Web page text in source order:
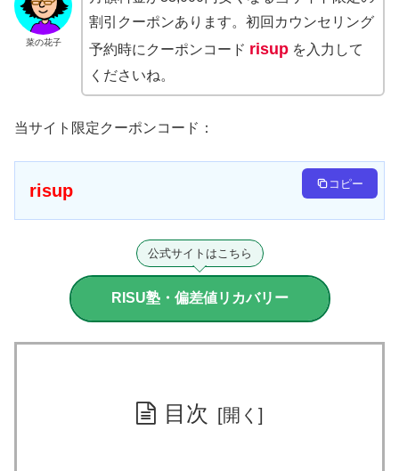
菜の花子
割引クーポンあります。初回カウンセリング
予約時にクーポンコード risup を入力して
くださいね。
当サイト限定クーポンコード：
risup コピー
公式サイトはこちら
RISU塾・偏差値リカバリー
目次